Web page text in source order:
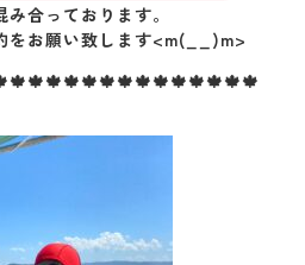
合っております。
をお願い致します<m(__)m>